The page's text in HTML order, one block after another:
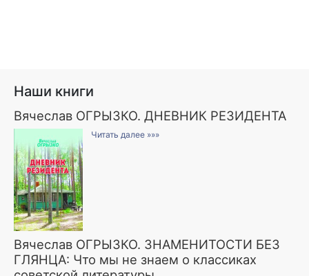
Наши книги
Вячеслав ОГРЫЗКО. ДНЕВНИК РЕЗИДЕНТА
Читать далее »»»
Вячеслав ОГРЫЗКО. ЗНАМЕНИТОСТИ БЕЗ
ГЛЯНЦА: Что мы не знаем о классиках